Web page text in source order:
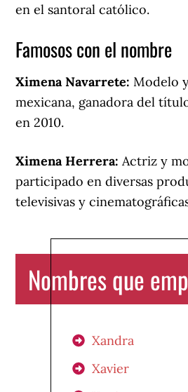
en el santoral católico.
Famosos con el nombre
Ximena Navarrete: Modelo
mexicana, ganadora del
en 2010.
Ximena Herrera: Actriz y
participado en diversas
televisivas y
Nombres que
Xandra
Xavier